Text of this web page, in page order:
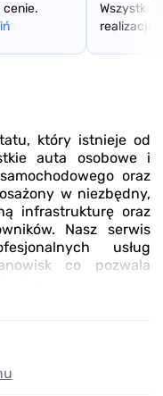
cenie.
Wszystko
realizacji.
który istnieje od
auta osobowe i
oraz
w niezbędny,
infrastrukturę oraz
Nasz serwis
usług
co pozwala